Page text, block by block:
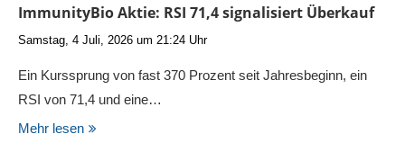
ImmunityBio Aktie: RSI 71,4 signalisiert Überkauf
Samstag, 4 Juli, 2026 um 21:24 Uhr
Ein Kurssprung von fast 370 Prozent seit Jahresbeginn, ein
RSI von 71,4 und eine…
Mehr lesen